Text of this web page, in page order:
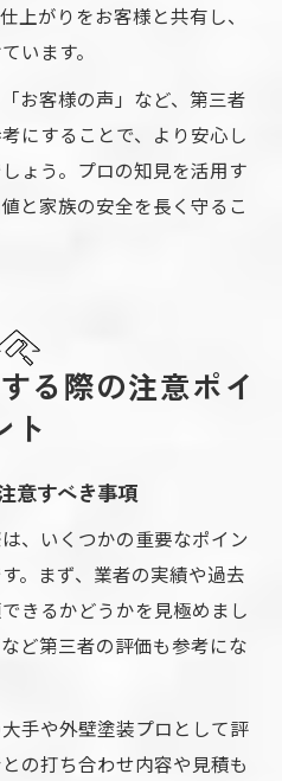
上がりをお客様と共有し、
います。
お客様の声」など、第三者
にすることで、より安心し
ょう。プロの知見を活用す
と家族の安全を長く守るこ
る際の注意ポイ
ト
意すべき事項
、いくつかの重要なポイン
。まず、業者の実績や過去
きるかどうかを見極めまし
ど第三者の評価も参考にな
手や外壁塗装プロとして評
の打ち合わせ内容や見積も